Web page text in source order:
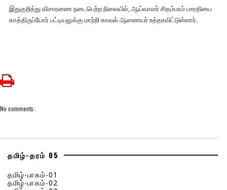
இதுகுறித்து விசா​ரணை நடை​பெற்ற நிலை​யில், ஆய்​வாளர் சிதம்​பரம் பார​தியை
காத்​திருப்​போர் பட்​டியலுக்கு மாற்​றி காவல்​ ஆணை​யர் உத்தரவிட்டுள்ளார்.
No comments:
தமிழ்-தரம் 05
தமிழ்-பாகம்-01
தமிழ்-பாகம்-02